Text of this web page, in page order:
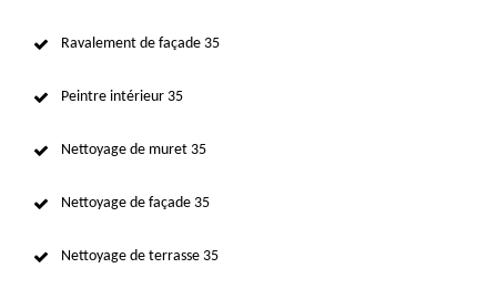
Ravalement de façade 35
Peintre intérieur 35
Nettoyage de muret 35
Nettoyage de façade 35
Nettoyage de terrasse 35